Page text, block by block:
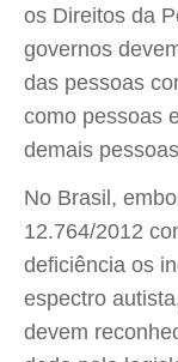
os Direitos da
governos
das pessoas
como pessoas
demais
No Brasil,
12.764/2012
deficiência os
espectro
devem